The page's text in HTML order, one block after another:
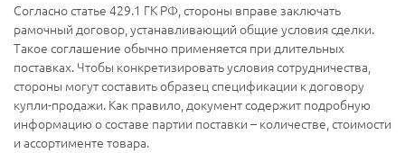
Согласно статье 429.1 ГК РФ, стороны вправе заключать
рамочный договор, устанавливающий общие условия сделки.
Такое соглашение обычно применяется при длительных
поставках. Чтобы конкретизировать условия сотрудничества,
стороны могут составить образец спецификации к договору
купли-продажи. Как правило, документ содержит подробную
информацию о составе партии поставки – количестве, стоимости
и ассортименте товара.